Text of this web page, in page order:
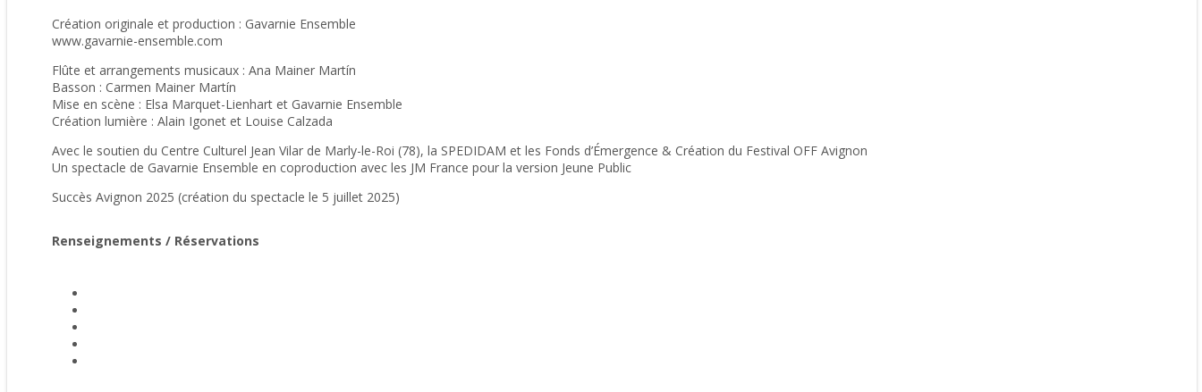
Création originale et production : Gavarnie Ensemble
www.gavarnie-ensemble.com
Flûte et arrangements musicaux : Ana Mainer Martín
Basson : Carmen Mainer Martín
Mise en scène : Elsa Marquet-Lienhart et Gavarnie Ensemble
Création lumière : Alain Igonet et Louise Calzada
Avec le soutien du Centre Culturel Jean Vilar de Marly-le-Roi (78), la SPEDIDAM et les Fonds d’Émergence & Création du Festival OFF Avignon
Un spectacle de Gavarnie Ensemble en coproduction avec les JM France pour la version Jeune Public
Succès Avignon 2025 (création du spectacle le 5 juillet 2025)
Renseignements / Réservations